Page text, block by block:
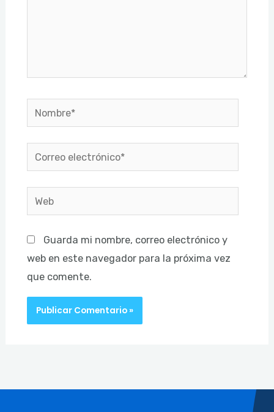
Nombre*
Correo
electrónico*
Web
Guarda mi nombre, correo electrónico y
web en este navegador para la próxima vez
que comente.